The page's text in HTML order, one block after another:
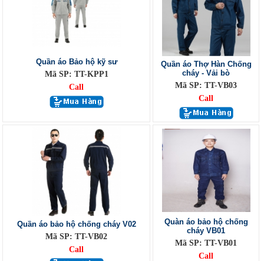
Quần áo Bảo hộ kỹ sư
Mã SP: TT-KPP1
Call
Quần áo Thợ Hàn Chống
cháy - Vải bò
Mã SP: TT-VB03
Call
Quần áo bảo hộ chống cháy V02
Mã SP: TT-VB02
Call
Quàn áo bảo hộ chống
cháy VB01
Mã SP: TT-VB01
Call